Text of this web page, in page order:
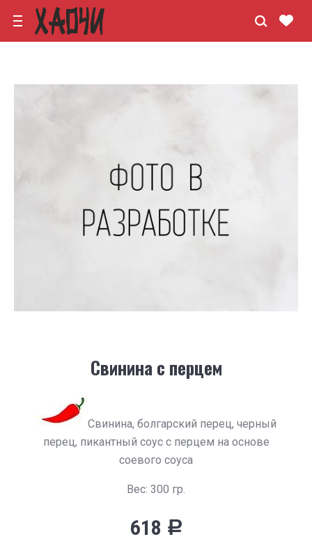
Свинина с перцем
Свинина, болгарский перец, черный
перец, пикантный соус с перцем на основе
соевого соуса
Вес: 300 гр.
618 Р